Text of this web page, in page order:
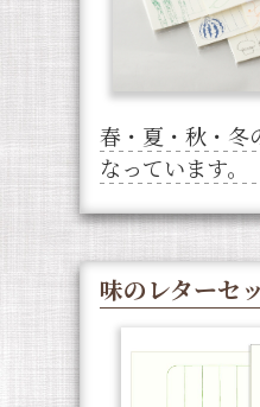
春・夏・秋・冬
なっています。
味のレターセ